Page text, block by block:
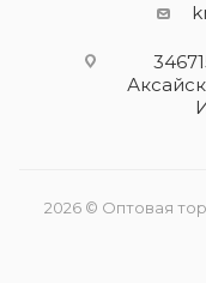
2026 © Оптовая